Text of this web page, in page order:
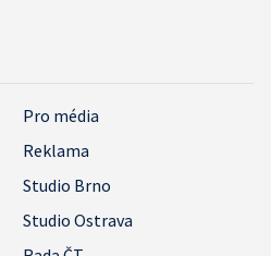
Pro média
Reklama
Studio Brno
Studio Ostrava